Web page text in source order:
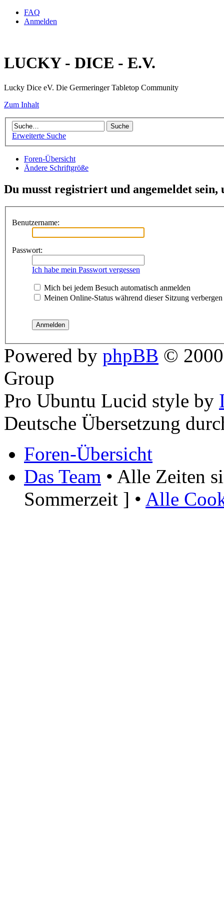
FAQ
Anmelden
LUCKY - DICE - E.V.
Lucky Dice eV. Die Germeringer Tabletop Community
Zum Inhalt
Erweiterte Suche
Foren-Übersicht
Ändere Schriftgröße
Du musst registriert und angemeldet
Benutzername:
Passwort:
Ich habe mein Passwort vergessen
Mich bei jedem Besuch automatisch anmelden
Meinen Online-Status während dieser Sitzung verbergen
Powered by phpBB ©
Group
Pro Ubuntu Lucid style by
Deutsche Übersetzung
Foren-Übersicht
Das Team • Alle Zeiten
Sommerzeit ] • Alle